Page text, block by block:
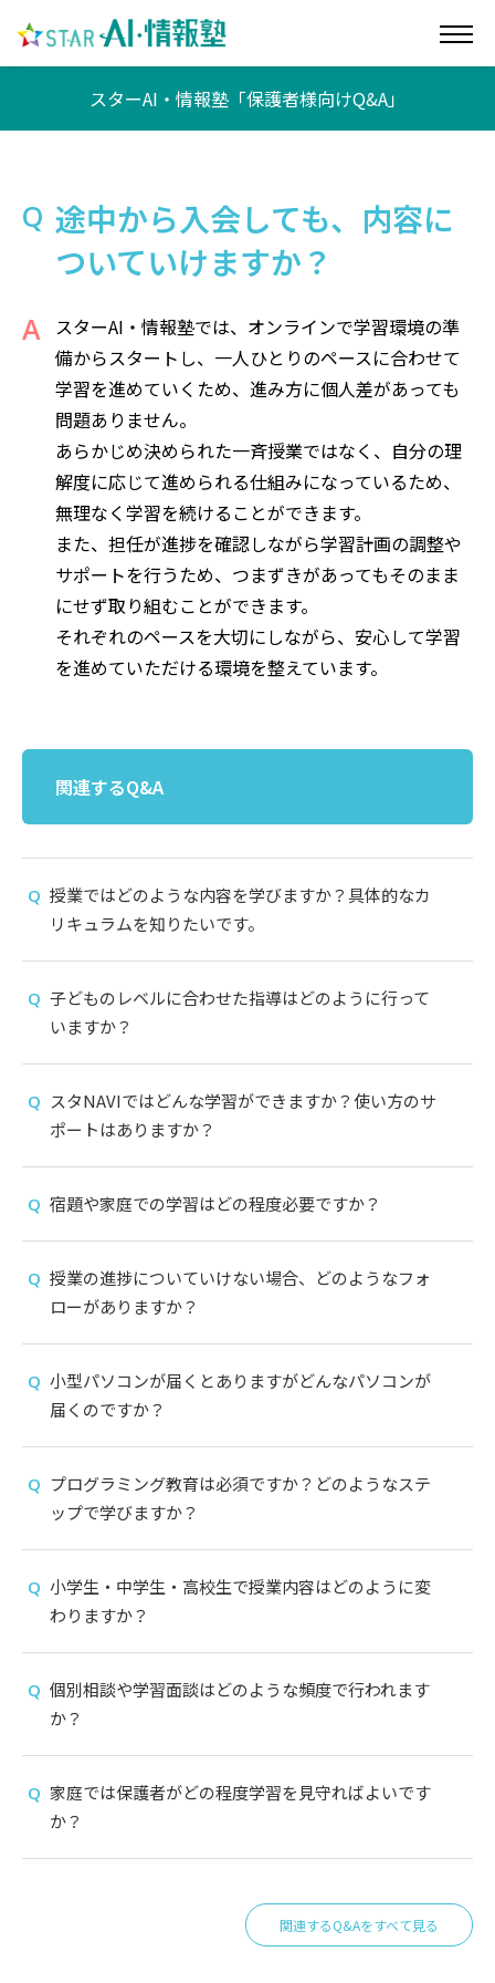
スターAI・情報塾「保護者様向けQ&A」
途中から入会しても、内容に
ついていけますか？
スターAI・情報塾では、オンラインで学習環境の準
備からスタートし、一人ひとりのペースに合わせて
学習を進めていくため、進み方に個人差があっても
問題ありません。
あらかじめ決められた一斉授業ではなく、自分の理
解度に応じて進められる仕組みになっているため、
無理なく学習を続けることができます。
また、担任が進捗を確認しながら学習計画の調整や
サポートを行うため、つまずきがあってもそのまま
にせず取り組むことができます。
それぞれのペースを大切にしながら、安心して学習
を進めていただける環境を整えています。
関連するQ&A
授業ではどのような内容を学びますか？具体的なカ
リキュラムを知りたいです。
子どものレベルに合わせた指導はどのように行って
いますか？
スタNAVIではどんな学習ができますか？使い方のサ
ポートはありますか？
宿題や家庭での学習はどの程度必要ですか？
授業の進捗についていけない場合、どのようなフォ
ローがありますか？
小型パソコンが届くとありますがどんなパソコンが
届くのですか？
プログラミング教育は必須ですか？どのようなステ
ップで学びますか？
小学生・中学生・高校生で授業内容はどのように変
わりますか？
個別相談や学習面談はどのような頻度で行われます
か？
家庭では保護者がどの程度学習を見守ればよいです
か？
関連するQ&Aをすべて見る